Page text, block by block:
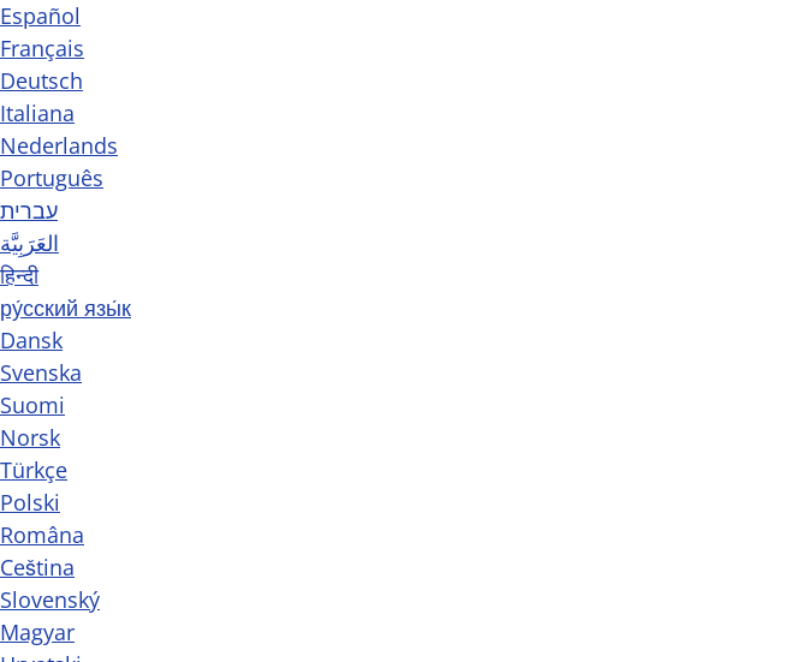
Español
Français
Deutsch
Italiana
Nederlands
Português
עברית
العَرَبِيَّة
हिन्दी
ру́сский язы́к
Dansk
Svenska
Suomi
Norsk
Türkçe
Polski
Româna
Ceština
Slovenský
Magyar